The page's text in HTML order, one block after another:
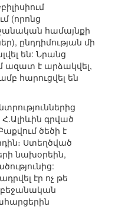
(որոնց
համայնքի
ընդդիմության մի
են: Նրանց
ազատ է արձակվել,
հարուցվել են
գրված
ծեծի է
Ստեղծված
նախօրեին,
էր ոչ թե